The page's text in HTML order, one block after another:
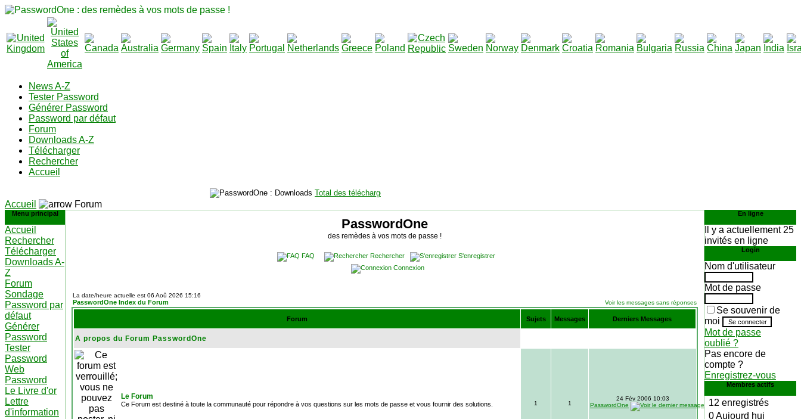
News A-Z
Tester Password
Générer Password
Password par défaut
Forum
Downloads A-Z
Télécharger
Rechercher
Accueil
Total des téléchargements
Accueil
Forum
Menu principal
Accueil
Rechercher
Télécharger
Downloads A-
Z
Forum
Sondage
Password par
défaut
Générer
Password
Tester
Password
Web
Password
Le Livre d'or
Lettre
d'information
PasswordOne
des remèdes à vos mots de passe !
FAQ Rechercher
S'enregistrer
Connexion
La date/heure actuelle est 06 Aoû 2026 15:16
PasswordOne Index du Forum Voir les messages sans réponses
Forum Sujets Messages Derniers Messages
A propos du Forum PasswordOne
Le Forum
Ce Forum est destiné à toute la communauté pour répondre à vos questions sur les mots de passe et vous fournir des solutions. 1 1
24 Fév 2006 10:03
PasswordOne
En ligne
Il y a actuellement 25
invités en ligne
Login
Nom d'utilisateur
Mot de passe
Se souvenir de
moi
Mot de passe
oublié ?
Pas encore de
compte ?
Enregistrez-vous
Membres actifs
12 enregistrés
0 Aujourd hui